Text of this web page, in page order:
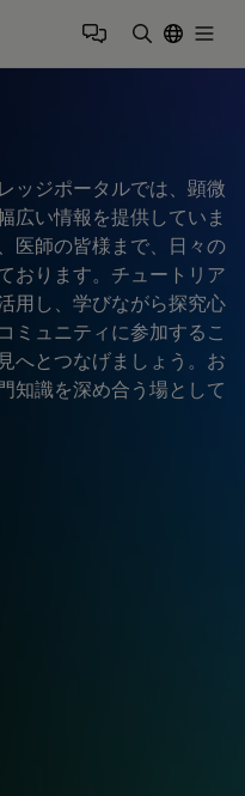
ッジポータルでは、顕微
広い情報を提供していま
医師の皆様まで、日々の
おります。チュートリア
用し、学びながら探究心
ミュニティに参加するこ
へとつなげましょう。お
知識を深め合う場として